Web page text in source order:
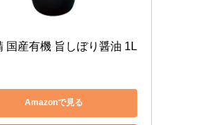
国産有機 旨しぼり醤油 1L
Amazonで見る